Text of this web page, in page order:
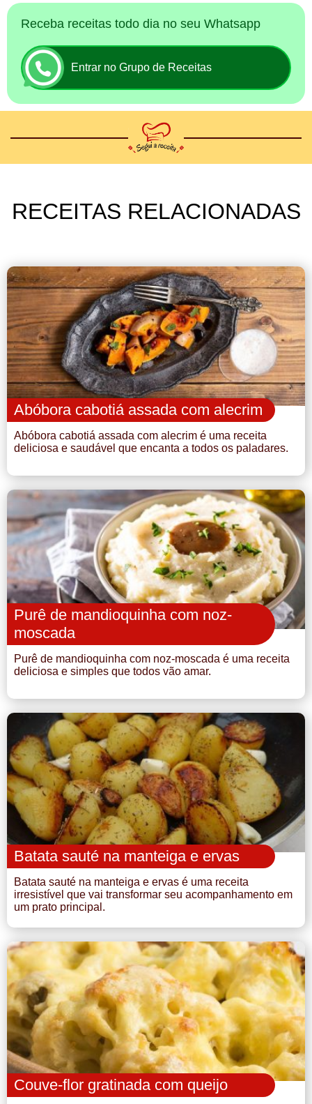
Receba receitas todo dia no seu Whatsapp
Entrar no Grupo de Receitas
RECEITAS RELACIONADAS
Abóbora cabotiá assada com alecrim
Abóbora cabotiá assada com alecrim é uma receita
deliciosa e saudável que encanta a todos os paladares.
Purê de mandioquinha com noz-
moscada
Purê de mandioquinha com noz-moscada é uma receita
deliciosa e simples que todos vão amar.
Batata sauté na manteiga e ervas
Batata sauté na manteiga e ervas é uma receita
irresistível que vai transformar seu acompanhamento em
um prato principal.
Couve-flor gratinada com queijo